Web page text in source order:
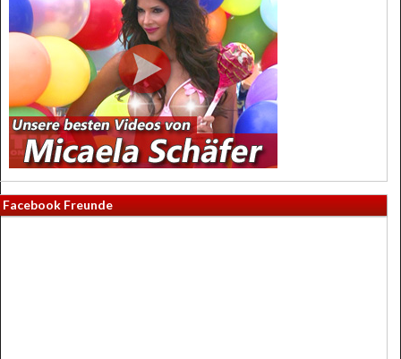
Facebook Freunde